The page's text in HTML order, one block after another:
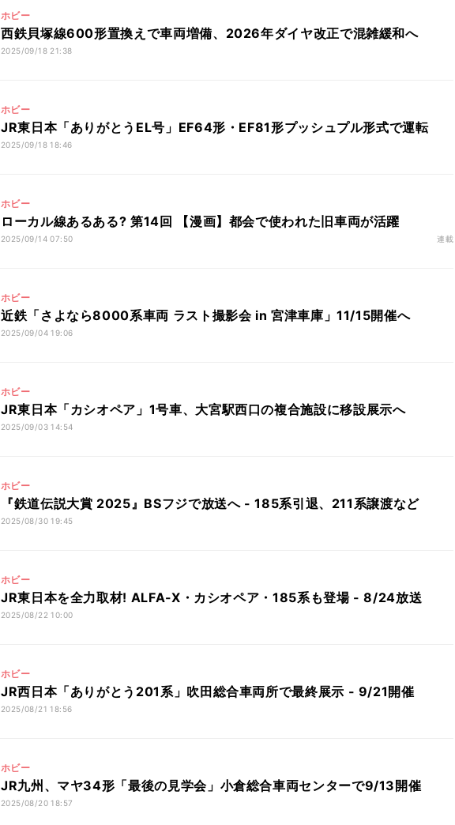
ホビー
西鉄貝塚線600形置換えで車両増備、2026年ダイヤ改正で混雑緩和へ
2025/09/18 21:38
ホビー
JR東日本「ありがとうEL号」EF64形・EF81形プッシュプル形式で運転
2025/09/18 18:46
ホビー
ローカル線あるある? 第14回 【漫画】都会で使われた旧車両が活躍
2025/09/14 07:50 連載
ホビー
近鉄「さよなら8000系車両 ラスト撮影会 in 宮津車庫」11/15開催へ
2025/09/04 19:06
ホビー
JR東日本「カシオペア」1号車、大宮駅西口の複合施設に移設展示へ
2025/09/03 14:54
ホビー
『鉄道伝説大賞 2025』BSフジで放送へ - 185系引退、211系譲渡など
2025/08/30 19:45
ホビー
JR東日本を全力取材! ALFA-X・カシオペア・185系も登場 - 8/24放送
2025/08/22 10:00
ホビー
JR西日本「ありがとう201系」吹田総合車両所で最終展示 - 9/21開催
2025/08/21 18:56
ホビー
JR九州、マヤ34形「最後の見学会」小倉総合車両センターで9/13開催
2025/08/20 18:57